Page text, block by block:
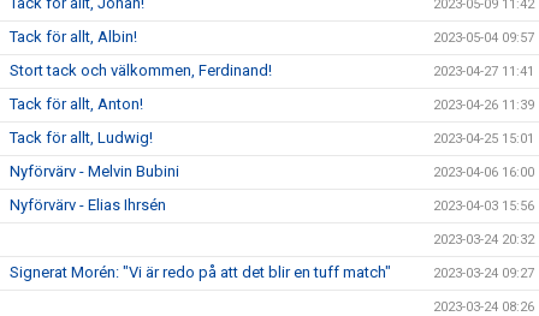
2023-05-09 11:42
Tack för allt, Albin! 2023-05-04 09:57
Stort tack och välkommen, Ferdinand! 2023-04-27 11:41
Tack för allt, Anton! 2023-04-26 11:39
Tack för allt, Ludwig! 2023-04-25 15:01
Nyförvärv - Melvin Bubini 2023-04-06 16:00
Nyförvärv - Elias Ihrsén 2023-04-03 15:56
2023-03-24 20:32
Signerat Morén: "Vi är redo på att det blir en tuff match" 2023-03-24 09:27
2023-03-24 08:26